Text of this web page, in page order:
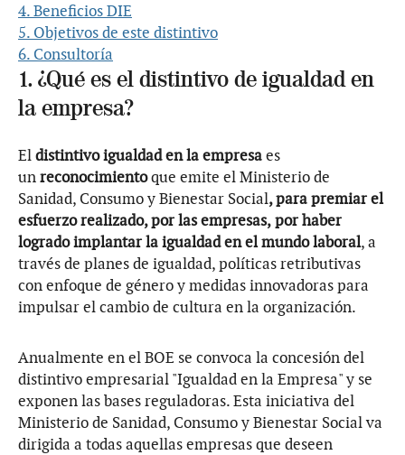
4. Beneficios DIE
5. Objetivos de este distintivo
6. Consultoría
1. ¿Qué es el distintivo de igualdad en
la empresa?
Eldistintivo igualdad en la empresaes
unreconocimientoque emite el Ministerio de
Sanidad, Consumo y Bienestar Social, para premiar el
esfuerzo realizado, por las empresas,por haber
logrado implantar la igualdad en el mundo laboral, a
través de planes de igualdad, políticas retributivas
con enfoque de género y medidas innovadoras para
impulsar el cambio de cultura en la organización.
Anualmente en el BOE se convoca la concesión del
distintivo empresarial "Igualdad en la Empresa" y se
exponen las bases reguladoras. Esta iniciativa del
Ministerio de Sanidad, Consumo y Bienestar Social va
dirigida a todas aquellas empresas que deseen